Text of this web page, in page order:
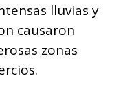
lluvias y
causaron
zonas